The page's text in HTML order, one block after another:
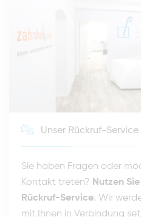
Unser Rückruf-Service
Sie haben Fragen oder
Kontakt treten? Nutzen
Rückruf-Service. Wir
mit Ihnen in Verbindung